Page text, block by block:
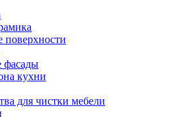
фасады
кухни
для чистки мебели